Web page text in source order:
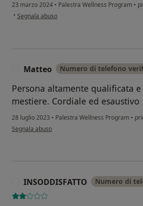
23 marzo 2024 • Palestra Wellness Program •
• secondo l'opinione dell'utente S.L.
Segnala abuso
Matteo Numero di telefono
Persona altamente qualificata
mestiere. Cordiale ed esaustivo
28 luglio 2023 • Palestra Wellness Program •
secondo l'opinione dell'utente Matteo
Segnala abuso
INSODDISFATTO Numero di